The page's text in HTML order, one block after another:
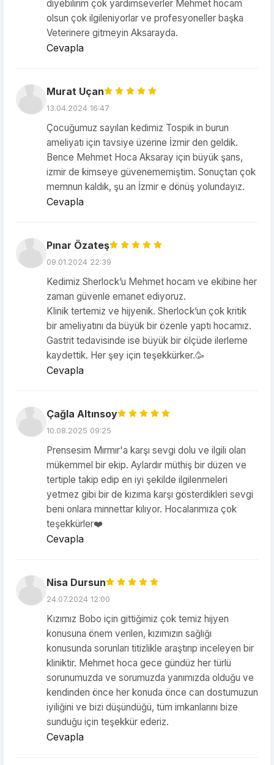
diyebilirim çok yardımseverler Mehmet hocam
olsun çok ilgileniyorlar ve profesyoneller başka
Veterinere gitmeyin Aksarayda.
Cevapla
Murat Uçan
13.04.2024 16:47
Çocuğumuz sayılan kedimiz Tospik in burun
ameliyatı için tavsiye üzerine İzmir den geldik.
Bence Mehmet Hoca Aksaray için büyük şans,
izmir de kimseye güvenememiştim. Sonuçtan çok
memnun kaldık, şu an İzmir e dönüş yolundayız.
Cevapla
Pınar Özateş
09.01.2024 22:39
Kedimiz Sherlock’u Mehmet hocam ve ekibine her
zaman güvenle emanet ediyoruz.
Klinik tertemiz ve hijyenik. Sherlock’un çok kritik
bir ameliyatını da büyük bir özenle yaptı hocamız.
Gastrit tedavisinde ise büyük bir ölçüde ilerleme
kaydettik. Her şey için teşekkürker.🥳
Cevapla
Çağla Altınsoy
10.08.2025 09:25
Prensesim Mırmır'a karşı sevgi dolu ve ilgili olan
mükemmel bir ekip. Aylardır müthiş bir düzen ve
tertiple takip edip en iyi şekilde ilgilenmeleri
yetmez gibi bir de kızıma karşı gösterdikleri sevgi
beni onlara minnettar kılıyor. Hocalarımıza çok
teşekkürler❤️
Cevapla
Nisa Dursun
24.07.2024 12:00
Kızımız Bobo için gittiğimiz çok temiz hijyen
konusuna önem verilen, kızımızın sağlığı
konusunda sorunları titizlikle araştırıp inceleyen bir
kliniktir. Mehmet hoca gece gündüz her türlü
sorunumuzda ve sorumuzda yanımızda olduğu ve
kendinden önce her konuda önce can dostumuzun
iyiliğini ve bizi düşündüğü, tüm imkanlarını bize
sunduğu için teşekkür ederiz.
Cevapla